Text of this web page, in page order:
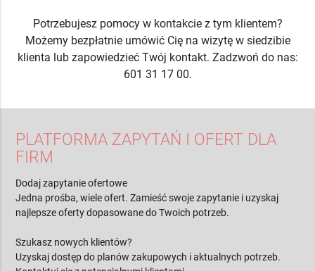
Potrzebujesz pomocy w kontakcie z tym klientem?
Możemy bezpłatnie umówić Cię na wizytę w siedzibie
klienta lub zapowiedzieć Twój kontakt. Zadzwoń do nas:
601 31 17 00.
PLATFORMA ZAPYTAŃ I OFERT DLA
FIRM
Dodaj zapytanie ofertowe
Jedna prośba, wiele ofert. Zamieść swoje zapytanie i uzyskaj
najlepsze oferty dopasowane do Twoich potrzeb.
Szukasz nowych klientów?
Uzyskaj dostęp do planów zakupowych i aktualnych potrzeb.